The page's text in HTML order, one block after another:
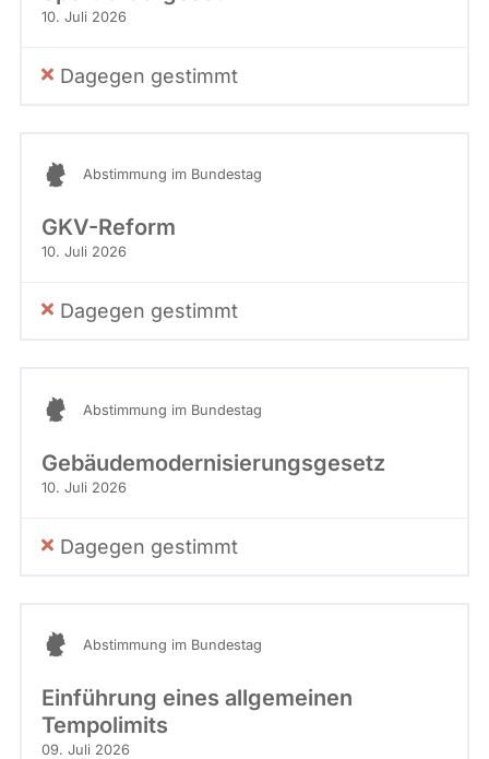
10. Juli 2026
Dagegen gestimmt
Abstimmung im Bundestag
GKV-Reform
10. Juli 2026
Dagegen gestimmt
Abstimmung im Bundestag
Gebäudemodernisierungsgesetz
10. Juli 2026
Dagegen gestimmt
Abstimmung im Bundestag
Einführung eines allgemeinen
Tempolimits
09. Juli 2026